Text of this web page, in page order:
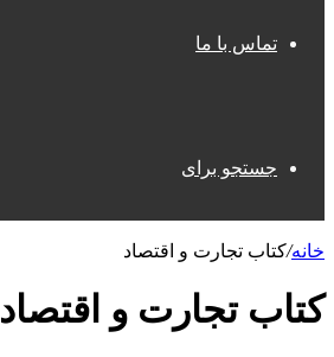
تماس با ما
جستجو برای
خانه/کتاب تجارت و اقتصاد
کتاب تجارت و اقتصاد